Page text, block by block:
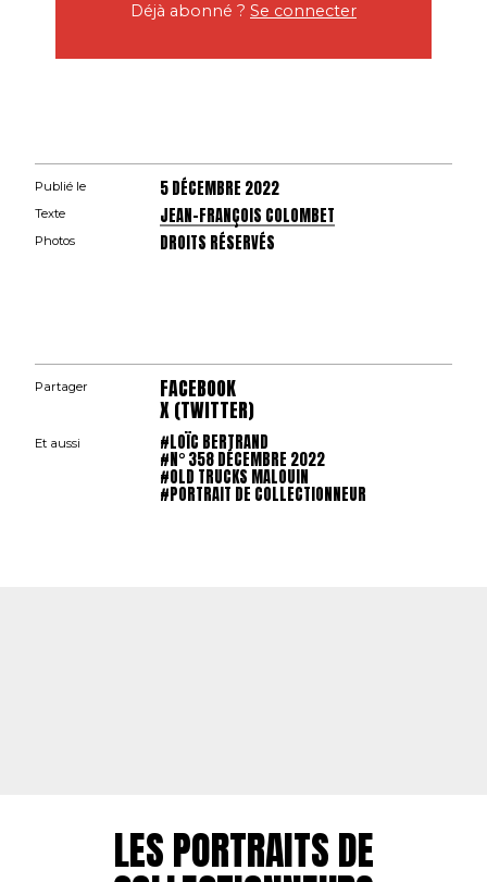
Déjà abonné ? Se connecter
Publié le 5 DÉCEMBRE 2022
Texte JEAN-FRANÇOIS COLOMBET
Photos DROITS RÉSERVÉS
Partager FACEBOOK
X (TWITTER)
Et aussi #LOÏC BERTRAND
#N° 358 DÉCEMBRE 2022
#OLD TRUCKS MALOUIN
#PORTRAIT DE COLLECTIONNEUR
LES PORTRAITS DE